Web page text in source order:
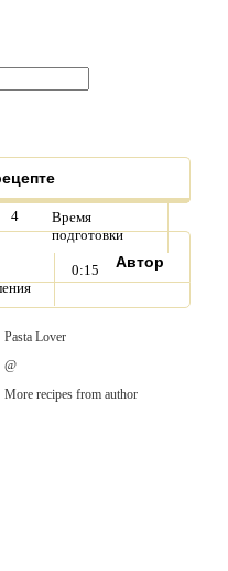
4
Время
подготовки
0:15 Автор
Pasta Lover
@
More recipes from author